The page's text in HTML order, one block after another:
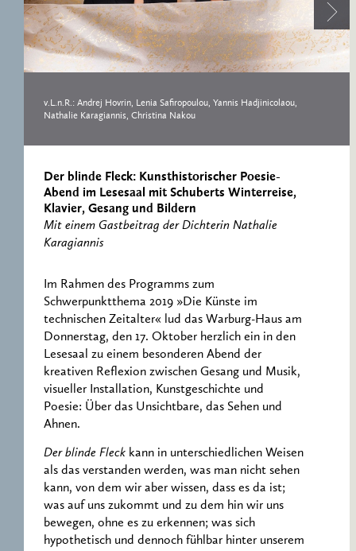
FOR POLITICAL
ICONOGRAPHY
ERNST CASSIRER
CENTRE 1997-2007
RECORDS
v.L.n.R.: Andrej Hovrin, Lenia Safiropoulou, Yannis Hadjinicolaou,
Nathalie Karagiannis, Christina Nakou
Der blinde Fleck: Kunsthistorischer Poesie-
Abend im Lesesaal mit Schuberts Winterreise,
Klavier, Gesang und Bildern
Mit einem Gastbeitrag der Dichterin Nathalie
Karagiannis
Im Rahmen des Programms zum
Schwerpunktthema 2019 »Die Künste im
technischen Zeitalter« lud das Warburg-Haus am
Donnerstag, den 17. Oktober herzlich ein in den
Lesesaal zu einem besonderen Abend der
kreativen Reflexion zwischen Gesang und Musik,
visueller Installation, Kunstgeschichte und
Poesie: Über das Unsichtbare, das Sehen und
Ahnen.
Der blinde Fleck kann in unterschiedlichen Weisen
als das verstanden werden, was man nicht sehen
kann, von dem wir aber wissen, dass es da ist;
was auf uns zukommt und zu dem hin wir uns
bewegen, ohne es zu erkennen; was sich
hypothetisch und dennoch fühlbar hinter unserem